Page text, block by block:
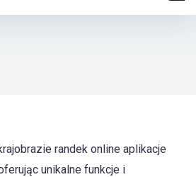
randek online aplikacje
unikalne funkcje i